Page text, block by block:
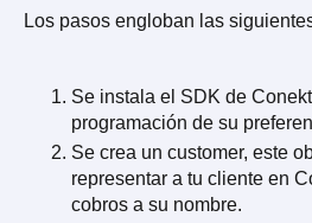
Los pasos engloban las
Se instala el SDK de
programación de su
Se crea un customer, este
representar a tu cliente en
cobros a su nombre.